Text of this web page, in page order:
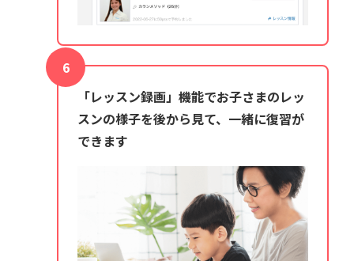
「レッスン録画」機能でお子さまのレッ
スンの様子を後から見て、一緒に復習が
できます